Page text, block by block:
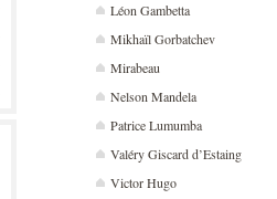
Léon Gambetta
Mikhaïl Gorbatchev
Mirabeau
Nelson Mandela
Patrice Lumumba
Valéry Giscard d’Estaing
Victor Hugo